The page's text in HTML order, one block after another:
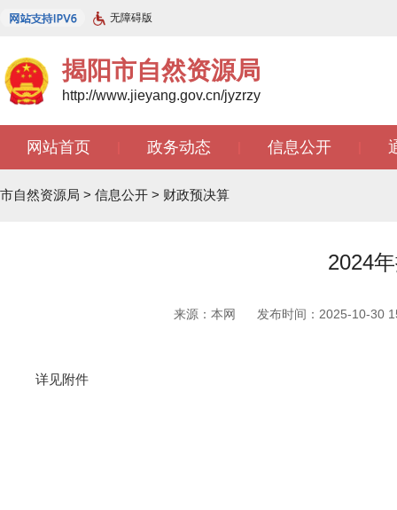
无障碍版
揭阳市自然资源局
http://www.jieyang.gov.cn/jyzrzy
网站首页 政务动态 信息公开
市自然资源局 > 信息公开 > 财政预决算
2024
来源：本网 发布时间：2025-10-30
详见附件